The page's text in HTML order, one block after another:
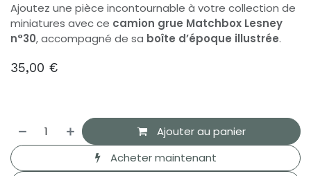
Ajoutez une pièce incontournable à votre collection de
miniatures avec ce camion grue Matchbox Lesney
n°30, accompagné de sa boîte d’époque illustrée.
35,00 €
Ajouter au panier
Acheter maintenant